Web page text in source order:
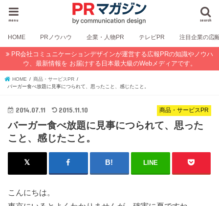
search
menu
HOME PRノウハウ 企業・人物PR テレビPR 注目企業の広
PR会社コミュニケーションデザインが運営する広報PRの知識やノウハ
ウ、最新情報を お届けする日本最大級のWebメディアです。
HOME
商品・サービスPR
バーガー食べ放題に見事につられて、思ったこと、感じたこと。
商品・サービスPR
2014.07.11 2015.11.10
バーガー食べ放題に見事につられて、思った
こと、感じたこと。
LINE
こんにちは。